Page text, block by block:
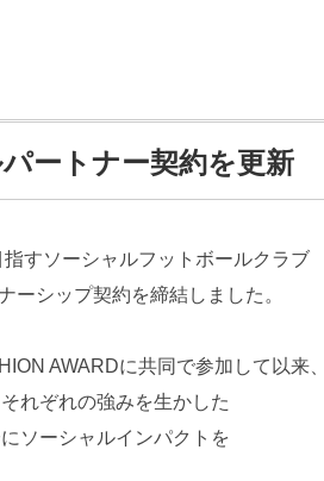
ートナー契約を更新
すソーシャルフットボールクラブ
ーシップ契約を締結しました。
AWARDに共同で参加して以来、
れぞれの強みを生かした
ソーシャルインパクトを